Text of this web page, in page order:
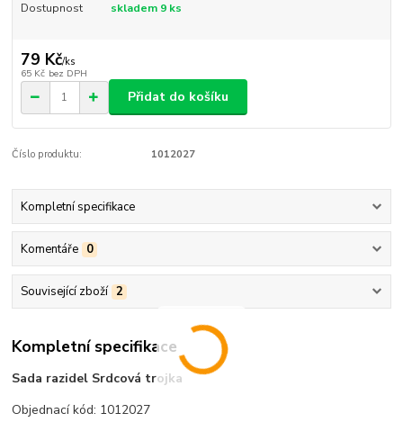
Dostupnost skladem 9 ks
79 Kč/ks
65 Kč bez DPH
Přidat do košíku
Číslo produktu: 1012027
Kompletní specifikace
Komentáře 0
Související zboží 2
Kompletní specifikace
Sada razidel Srdcová trojka
Objednací kód: 1012027